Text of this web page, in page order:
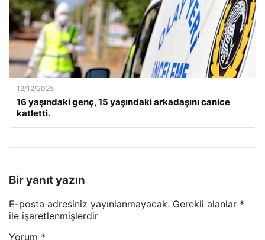
12/12/2025
16 yaşındaki genç, 15 yaşındaki arkadaşını canice
katletti.
Bir yanıt yazın
E-posta adresiniz yayınlanmayacak. Gerekli alanlar *
ile işaretlenmişlerdir
Yorum *